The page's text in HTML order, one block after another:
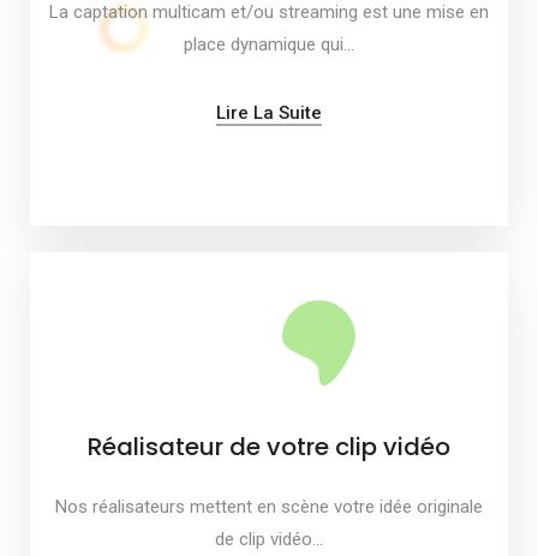
La captation multicam et/ou streaming est une mise en
place dynamique qui…
Lire La Suite
Réalisateur de votre clip vidéo
Nos réalisateurs mettent en scène votre idée originale
de clip vidéo…